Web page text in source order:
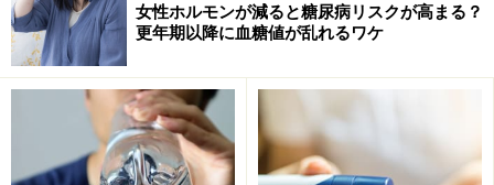
女性ホルモンが減ると糖尿病リスクが高まる？
更年期以降に血糖値が乱れるワケ